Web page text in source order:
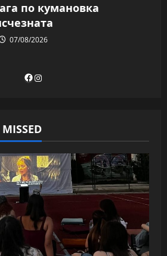
пo кумановка
07/08/2026
Facebook
Instagram